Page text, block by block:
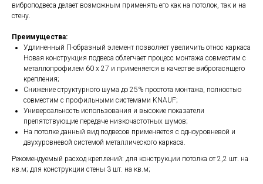
виброподвеса делает возможным применять его как на потолок, так и на
стену.
Преимущества:
Удлиненный П-образный элемент позволяет увеличить относ каркаса
Новая конструкция подвеса облегчает процесс монтажа совместим с
металлопрофилем 60 x 27 и применяется в качестве виброгасящего
крепления;
Снижение структурного шума до 25% простота монтажа, полностью
совместим с профильными системами KNAUF;
Универсальность использования и высокие показатели
препятствующие передаче низкочастотных шумов;
На потолке данный вид подвесов применяется с одноуровневой и
двухуровневой системой металлического каркаса.
Рекомендуемый расход креплений: для конструкции потолка от 2,2 шт. на
кв.м; для конструкции стены 3 шт. на кв.м;